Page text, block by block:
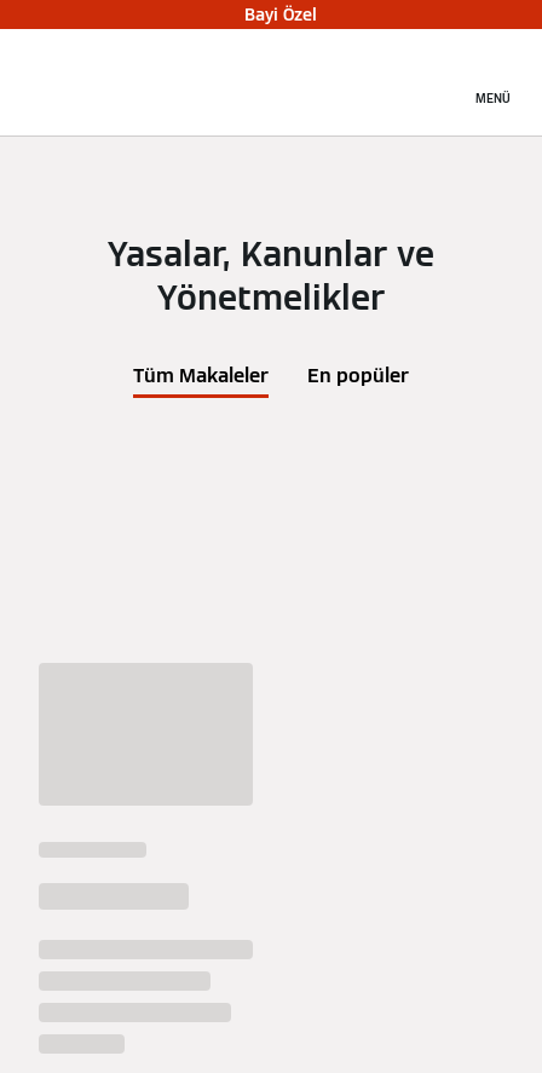
Bayi Özel
MENÜ
Yasalar, Kanunlar ve
Yönetmelikler
Tüm Makaleler En popüler